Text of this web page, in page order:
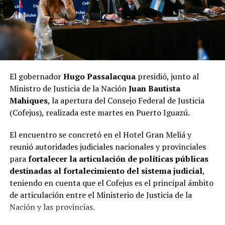
jornadas una propuesta para toda la familia. La
organización informó quelos primeros 150 inscriptos
recibirán un kit de bienvenida
y que podrán participar
vehículosmodelo 1994 o anteriores
Con este nuevo evento, Leandro N. Alem continúa
fortaleciendo su perfil como sede de encuentros de
relevancia
nacional e internacional, impulsando el
turismo, dinamizando la actividad comercial y
gastronómica y generando un importante movimiento
económico para toda la comunidad, en el marco de las
actividadesRumbo al Centenario.
El gobernadorHugo Passalacquapresidió, junto al
Ministro de Justicia de la NaciónJuan Bautista
Mahiques, la apertura del Consejo Federal de Justicia
(Cofejus), realizada este martes en Puerto Iguazú.
El encuentro se concretó en el Hotel Gran Meliá y
reunió autoridades judiciales nacionales y provinciales
parafortalecer la articulación de políticas públicas
destinadas al fortalecimiento del sistema judicial,
teniendo en cuenta que el Cofejus es el principal ámbito
de articulación entre el Ministerio de Justicia de la
Nación y las provincias.